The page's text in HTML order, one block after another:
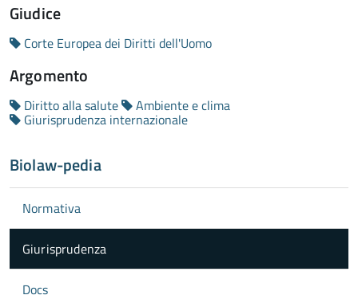
Giudice
Corte Europea dei Diritti dell'Uomo
Argomento
Diritto alla salute Ambiente e clima
Giurisprudenza internazionale
Biolaw-pedia
Normativa
Giurisprudenza
Docs